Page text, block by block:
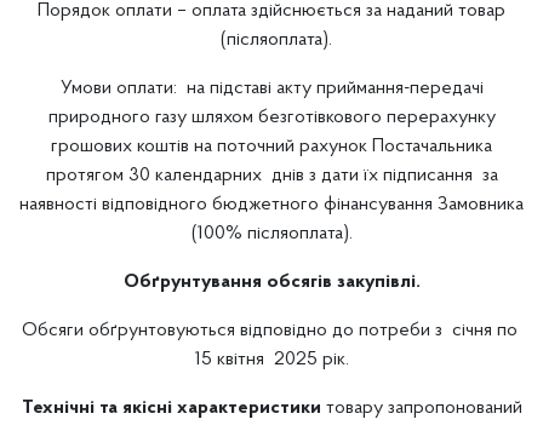
Порядок оплати – оплата здійснюється за наданий товар
(післяоплата).
Умови оплати: на підставі акту приймання-передачі
природного газу шляхом безготівкового перерахунку
грошових коштів на поточний рахунок Постачальника
протягом 30 календарних днів з дати їх підписання за
наявності відповідного бюджетного фінансування Замовника
(100% післяоплата).
Обґрунтування обсягів закупівлі.
Обсяги обґрунтовуються відповідно до потреби з січня по
15 квітня 2025 рік.
Технічні та якісні характеристики товару запропонований